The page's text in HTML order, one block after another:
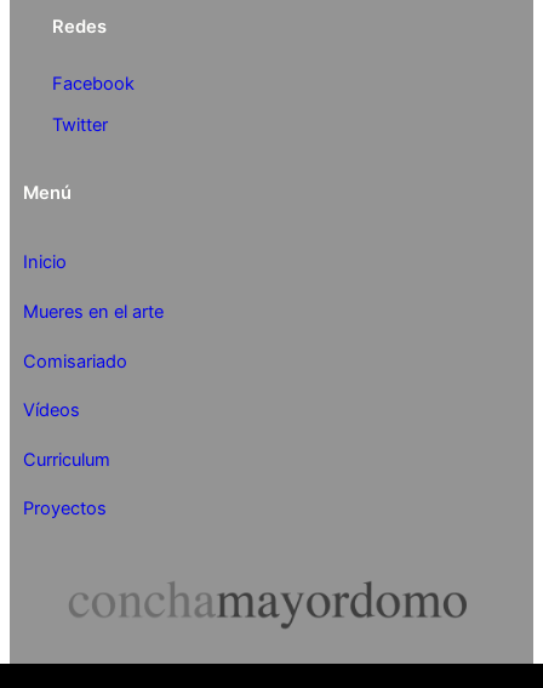
Redes
Facebook
Twitter
Menú
Inicio
Mueres en el arte
Comisariado
Vídeos
Curriculum
Proyectos